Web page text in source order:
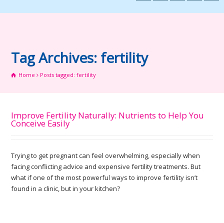
Tag Archives: fertility
Home Posts tagged: fertility
Improve Fertility Naturally: Nutrients to Help You
Conceive Easily
Trying to get pregnant can feel overwhelming, especially when
facing conflicting advice and expensive fertility treatments. But
what if one of the most powerful ways to improve fertility isn’t
found in a clinic, but in your kitchen?